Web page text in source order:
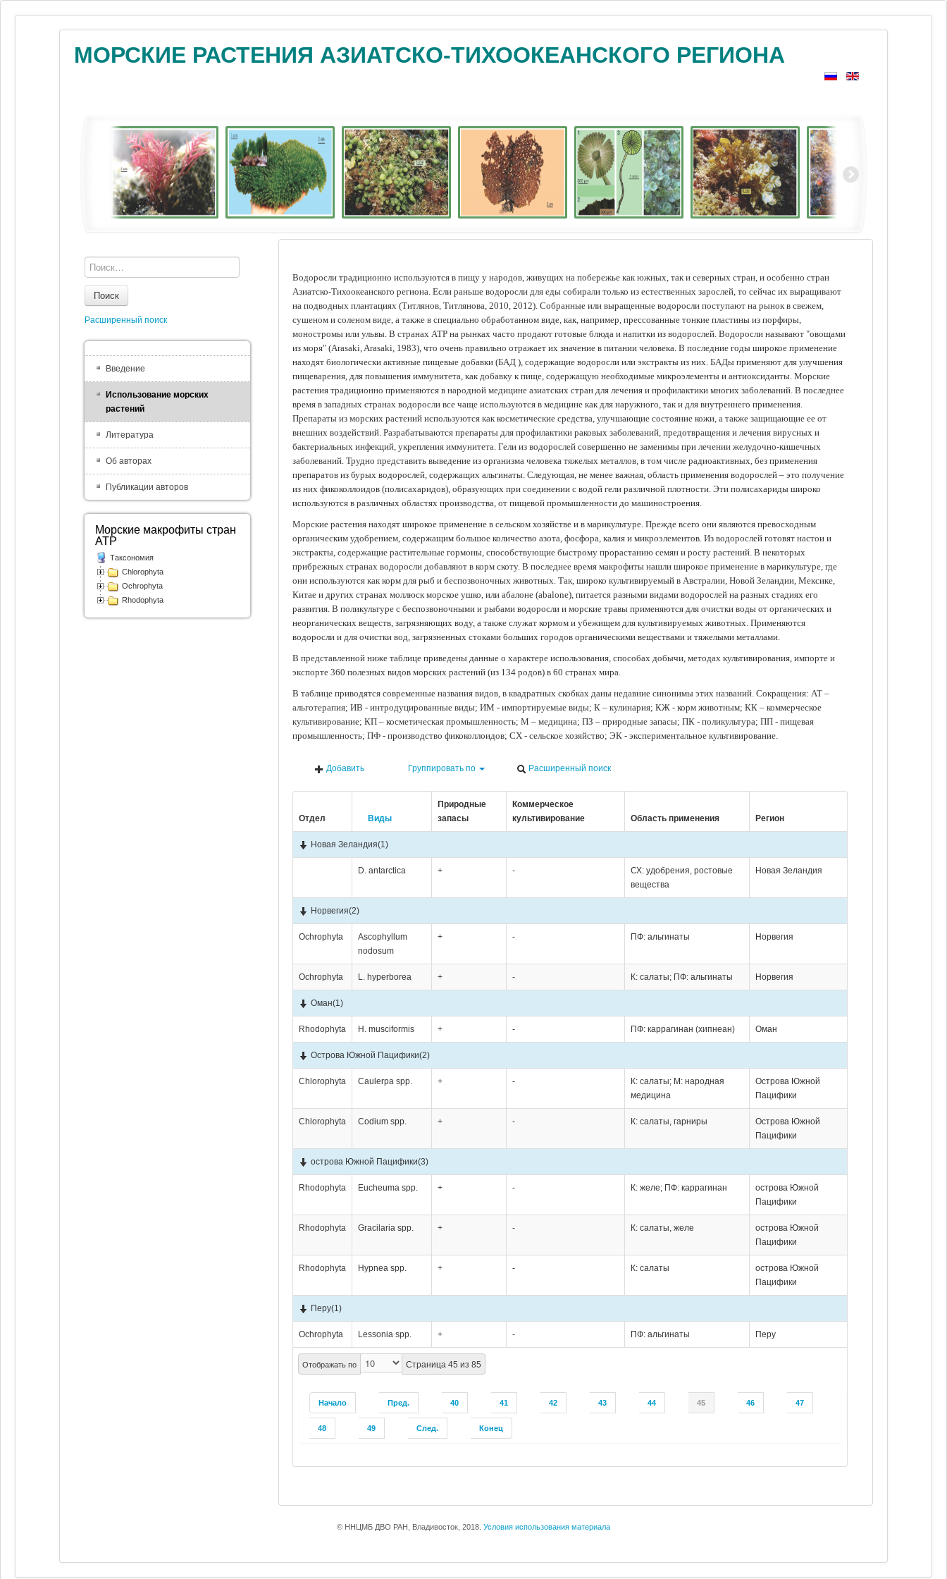
МОРСКИЕ РАСТЕНИЯ АЗИАТСКО-ТИХООКЕАНСКОГО РЕГИОНА
Водоросли традиционно используются в пищу у народов, живущих на побережье как южных, так и северных стран, и особенно стран
Азиатско-Тихоокеанского региона. Если раньше водоросли для еды собирали только из естественных зарослей, то сейчас их выращивают
на подводных плантациях (Tитлянов, Титлянова, 2010, 2012). Собранные или выращенные водоросли поступают на рынок в свежем,
сушеном и соленом виде, а также в специально обработанном виде, как, например, прессованные тонкие пластины из порфиры,
моностромы или ульвы. В странах АТР на рынках часто продают готовые блюда и напитки из водорослей. Водоросли называют "овощами
из моря" (Arasaki, Arasaki, 1983), что очень правильно отражает их значение в питании человека. В последние годы широкое применение
находят биологически активные пищевые добавки (БАД ), содержащие водоросли или экстракты из них. БАДы применяют для улучшения
пищеварения, для повышения иммунитета, как добавку к пище, содержащую необходимые микроэлементы и антиоксиданты. Морские
растения традиционно применяются в народной медицине азиатских стран для лечения и профилактики многих заболеваний. В последнее
время в западных странах водоросли все чаще используются в медицине как для наружного, так и для внутреннего применения.
Препараты из морских растений используются как косметические средства, улучшающие состояние кожи, а также защищающие ее от
внешних воздействий. Разрабатываются препараты для профилактики раковых заболеваний, предотвращения и лечения вирусных и
бактериальных инфекций, укрепления иммунитета. Гели из водорослей совершенно не заменимы при лечении желудочно-кишечных
заболеваний. Трудно представить выведение из организма человека тяжелых металлов, в том числе радиоактивных, без применения
препаратов из бурых водорослей, содержащих альгинаты. Следующая, не менее важная, область применения водорослей – это получение
из них фикоколлоидов (полисахаридов), образующих при соединении с водой гели различной плотности. Эти полисахариды широко
используются в различных областях производства, от пищевой промышленности до машиностроения.
Морские растения находят широкое применение в сельском хозяйстве и в марикультуре. Прежде всего они являются превосходным
органическим удобрением, содержащим большое количество азота, фосфора, калия и микроэлементов. Из водорослей готовят настои и
экстракты, содержащие растительные гормоны, способствующие быстрому прорастанию семян и росту растений. В некоторых
прибрежных странах водоросли добавляют в корм скоту. В последнее время макрофиты нашли широкое применение в марикультуре, где
они используются как корм для рыб и беспозвоночных животных. Так, широко культивируемый в Австралии, Новой Зеландии, Мексике,
Китае и других странах моллюск морское ушко, или абалоне (abalone), питается разными видами водорослей на разных стадиях его
развития. В поликультуре с беспозвоночными и рыбами водоросли и морские травы применяются для очистки воды от органических и
неорганических веществ, загрязняющих воду, а также служат кормом и убежищем для культивируемых животных. Применяются
водоросли и для очистки вод, загрязненных стоками больших городов органическими веществами и тяжелыми металлами.
В представленной ниже таблице приведены данные о характере использования, способах добычи, методах культивирования, импорте и
экспорте 360 полезных видов морских растений (из 134 родов) в 60 странах мира.
В таблице приводятся современные названия видов, в квадратных скобках даны недавние синонимы этих названий. Сокращения: АТ –
альготерапия; ИВ - интродуцированные виды; ИМ - импортируемые виды; К – кулинария; КЖ - корм животным; КК – коммерческое
культивирование; КП – косметическая промышленность; М – медицина; ПЗ – природные запасы; ПК - поликультура; ПП - пищевая
промышленность; ПФ - производство фикоколлоидов; СХ - сельское хозяйство; ЭК - экспериментальное культивирование.
Добавить Группировать по Расширенный поиск
Отдел Виды
Природные
запасы
Коммерческое
культивирование
Область применения Регион
Отображать по Страница 45 из 85
Начало Пред. 40 41 42 43 44 45 46 47
48 49 След. Конец
Новая Зеландия(1)
D. antarctica + -
СХ: удобрения, ростовые
вещества
Новая Зеландия
Норвегия(2)
Ochrophyta
Ascophyllum
nodosum
+ - ПФ: альгинаты Норвегия
Ochrophyta L. hyperborea + - К: салаты; ПФ: альгинаты Норвегия
Оман(1)
Rhodophyta H. musciformis + - ПФ: каррагинан (хипнеан) Оман
Острова Южной Пацифики(2)
Chlorophyta Caulerpa spp. + -
К: салаты; М: народная
медицина
Острова Южной
Пацифики
Chlorophyta Codium spp. + - К: салаты, гарниры
Острова Южной
Пацифики
острова Южной Пацифики(3)
Rhodophyta Eucheuma spp. + - К: желе; ПФ: каррагинан
острова Южной
Пацифики
Rhodophyta Gracilaria spp. + - К: салаты, желе
острова Южной
Пацифики
Rhodophyta Hypnea spp. + - К: салаты
острова Южной
Пацифики
Перу(1)
Ochrophyta Lessonia spp. + - ПФ: альгинаты Перу
Поиск
Расширенный поиск
Введение
Использование морских
растений
Литература
Об авторах
Публикации авторов
Морские макрофиты стран
АТР
Таксономия
Chlorophyta
Ochrophyta
Rhodophyta
© ННЦМБ ДВО РАН, Владивосток, 2018. Условия использования материала